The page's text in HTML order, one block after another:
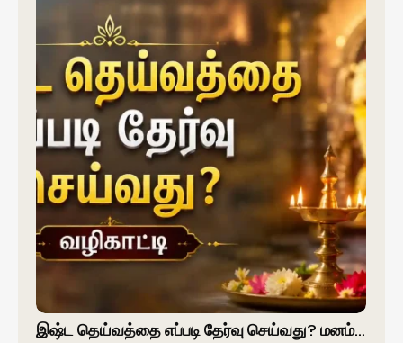
இஷ்ட தெய்வத்தை எப்படி தேர்வு செய்வது? மனம்…